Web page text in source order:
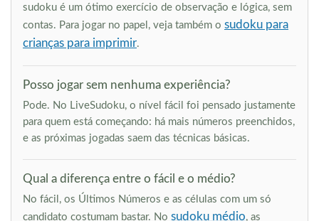
sudoku é um ótimo exercício de observação e lógica, sem
contas. Para jogar no papel, veja também o sudoku para
crianças para imprimir.
Posso jogar sem nenhuma experiência?
Pode. No LiveSudoku, o nível fácil foi pensado justamente
para quem está começando: há mais números preenchidos,
e as próximas jogadas saem das técnicas básicas.
Qual a diferença entre o fácil e o médio?
No fácil, os Últimos Números e as células com um só
candidato costumam bastar. No sudoku médio, as